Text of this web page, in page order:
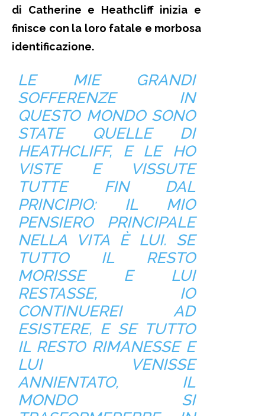
di Catherine e Heathcliff inizia e
finisce con la loro fatale e morbosa
identificazione.
LE MIE GRANDI
SOFFERENZE IN
QUESTO MONDO SONO
STATE QUELLE DI
HEATHCLIFF, E LE HO
VISTE E VISSUTE
TUTTE FIN DAL
PRINCIPIO: IL MIO
PENSIERO PRINCIPALE
NELLA VITA È LUI. SE
TUTTO IL RESTO
MORISSE E LUI
RESTASSE, IO
CONTINUEREI AD
ESISTERE, E SE TUTTO
IL RESTO RIMANESSE E
LUI VENISSE
ANNIENTATO, IL
MONDO SI